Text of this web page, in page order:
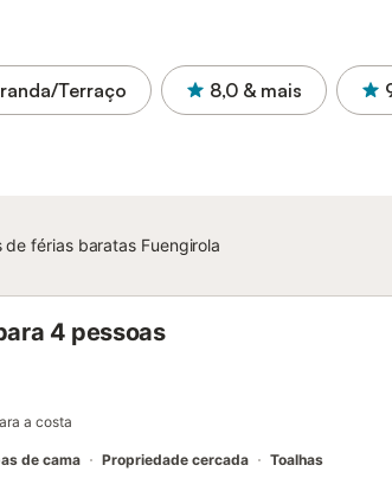
Terraço 8,0 & mais
de férias baratas Fuengirola
4 pessoas
a costa
de cama Propriedade cercada Toalhas